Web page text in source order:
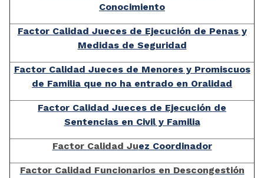
Conocimiento
Factor Calidad Jueces de Ejecución de Penas y
Medidas de Seguridad
Factor Calidad Jueces de Menores y Promiscuos
de Familia que no ha entrado en Oralidad
Factor Calidad Jueces de Ejecución de
Sentencias en Civil y Familia
Factor Calidad Juez Coordinador
Factor Calidad Funcionarios en Descongestión